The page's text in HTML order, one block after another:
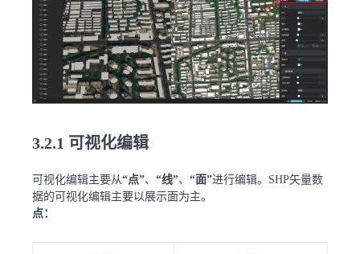
3.2.1 可视化编辑
可视化编辑主要从“点”、 “线”、 “面”进行编辑。SHP矢量数
据的可视化编辑主要以展示面为主。
点：